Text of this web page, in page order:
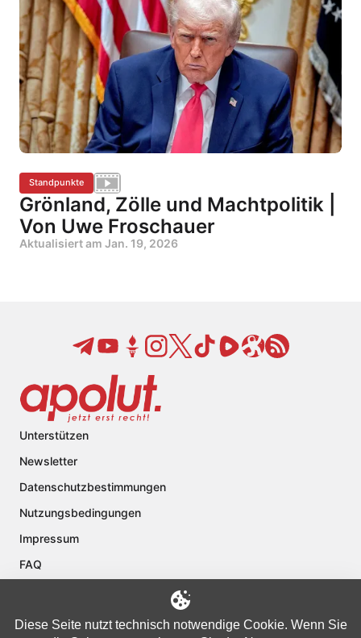
Standpunkte
Grönland, Zölle und Machtpolitik |
Von Uwe Froschauer
Aktualisiert am Jan. 19, 2026
Unterstützen
Newsletter
Datenschutzbestimmungen
Nutzungsbedingungen
Impressum
FAQ
Diese Seite nutzt technisch notwendige Cookie. Wenn Sie